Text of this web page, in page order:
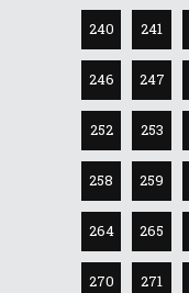
240 241
246 247
252 253
258 259
264 265
270 271